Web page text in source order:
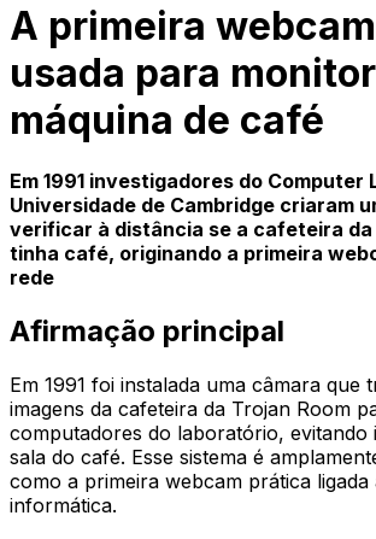
A primeira
usada para
máquina de café
Em 1991 investigadores do Computer
Universidade de Cambridge criaram
verificar à distância se a cafeteira da
tinha café, originando a primeira
rede
Afirmação principal
Em 1991 foi instalada uma câmara que
imagens da cafeteira da Trojan Room
computadores do laboratório, evitando
sala do café. Esse sistema é
como a primeira webcam prática ligada
informática.